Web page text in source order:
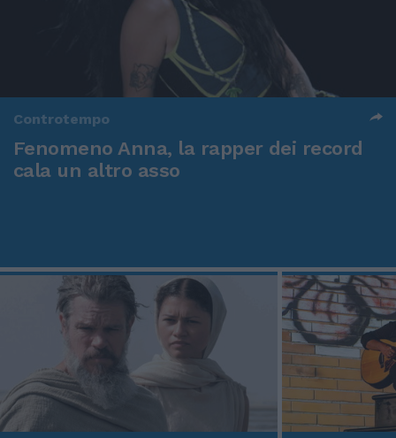
Controtempo
Fenomeno Anna, la rapper dei record
cala un altro asso